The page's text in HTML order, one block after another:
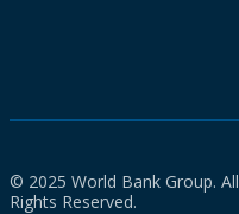
© 2025 World Bank Group. All
Rights Reserved.